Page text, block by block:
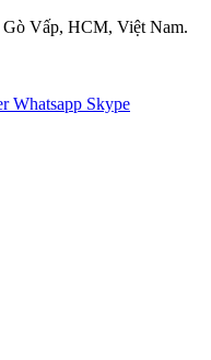
Vấp, HCM, Việt Nam.
Whatsapp Skype